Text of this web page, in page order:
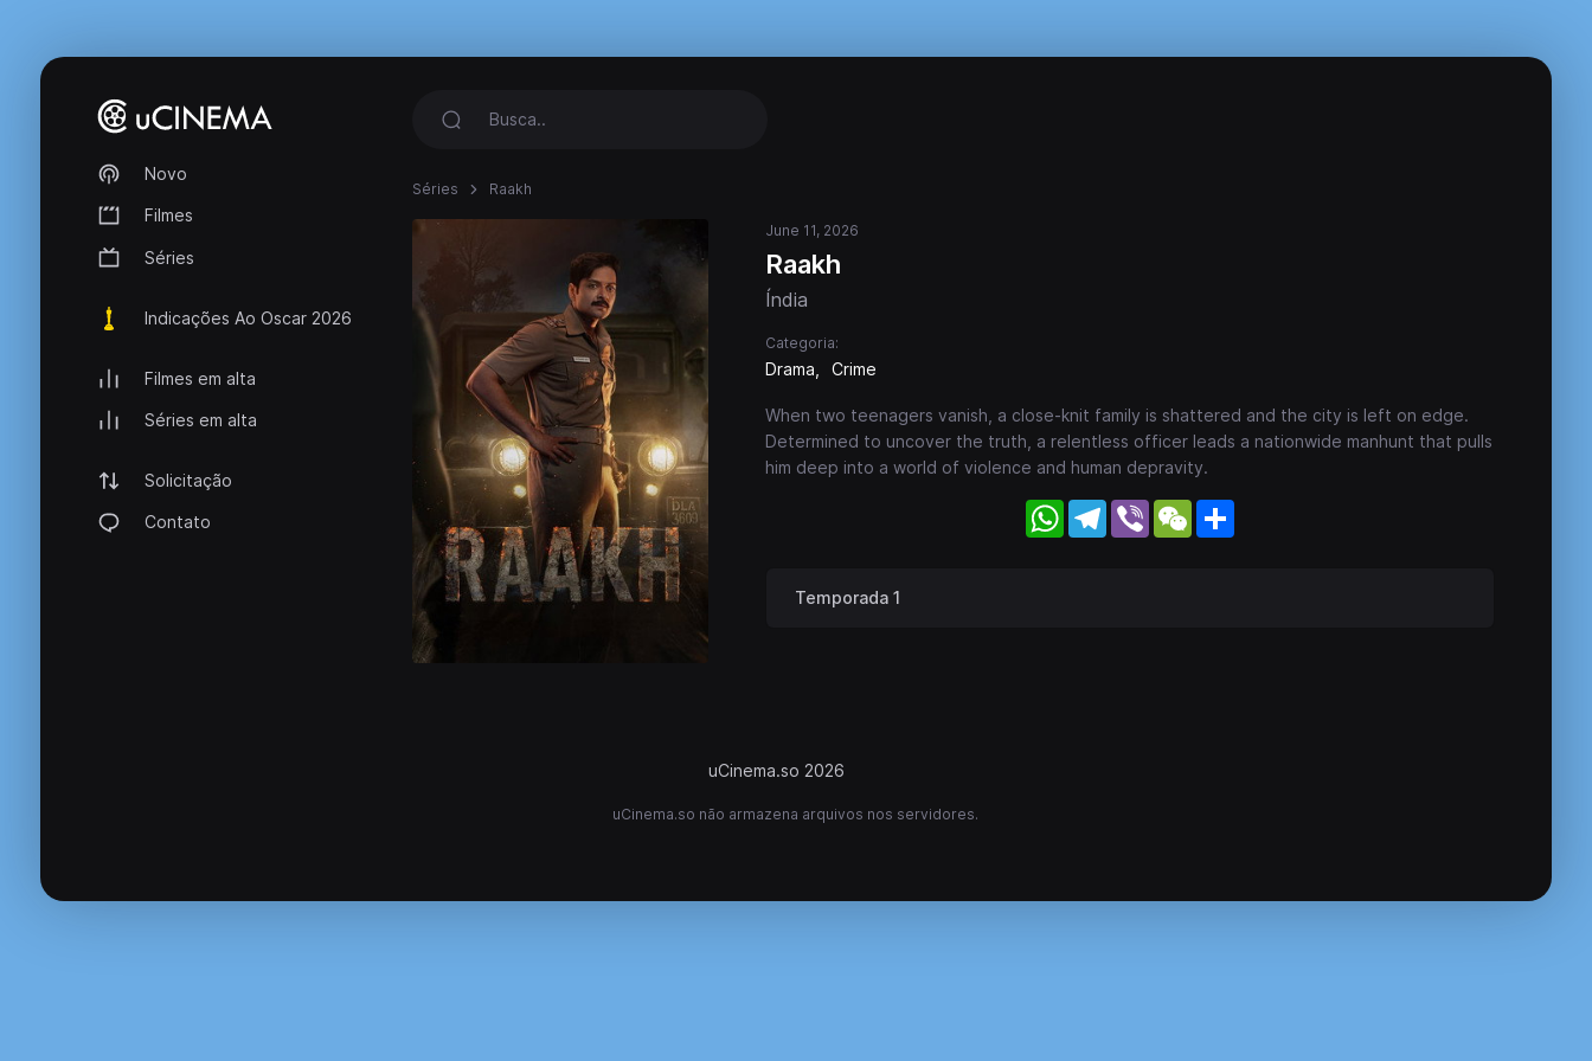
Novo
Filmes
Séries
Indicações Ao Oscar 2026
Filmes em alta
Séries em alta
Solicitação
Contato
Séries Raakh
June 11, 2026
Raakh
Índia
Categoria:
Drama Crime
When two teenagers vanish, a close-knit family is shattered and the city is left on edge.
Determined to uncover the truth, a relentless officer leads a nationwide manhunt that pulls
him deep into a world of violence and human depravity.
WhatsApp
Telegram
Viber WeChat
Temporada 1
uCinema.so 2026
uCinema.so não armazena arquivos nos servidores.